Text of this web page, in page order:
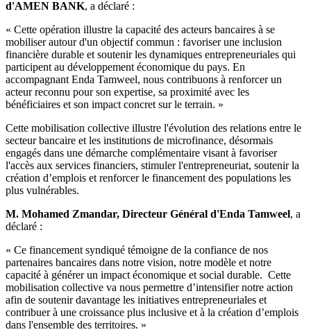
d'AMEN BANK, a déclaré :
« Cette opération illustre la capacité des acteurs bancaires à se
mobiliser autour d'un objectif commun : favoriser une inclusion
financière durable et soutenir les dynamiques entrepreneuriales qui
participent au développement économique du pays. En
accompagnant Enda Tamweel, nous contribuons à renforcer un
acteur reconnu pour son expertise, sa proximité avec les
bénéficiaires et son impact concret sur le terrain. »
Cette mobilisation collective illustre l'évolution des relations entre le
secteur bancaire et les institutions de microfinance, désormais
engagés dans une démarche complémentaire visant à favoriser
l'accès aux services financiers, stimuler l'entrepreneuriat, soutenir la
création d’emplois et renforcer le financement des populations les
plus vulnérables.
M. Mohamed Zmandar, Directeur Général d'Enda Tamweel, a
déclaré :
« Ce financement syndiqué témoigne de la confiance de nos
partenaires bancaires dans notre vision, notre modèle et notre
capacité à générer un impact économique et social durable. Cette
mobilisation collective va nous permettre d’intensifier notre action
afin de soutenir davantage les initiatives entrepreneuriales et
contribuer à une croissance plus inclusive et à la création d’emplois
dans l'ensemble des territoires. »